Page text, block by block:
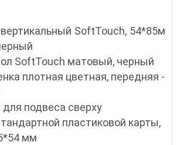
SoftTouch, 54*85м
SoftTouch матовый, черный
плотная цветная, передняя -
подвеса сверху
пластиковой карты,
мм